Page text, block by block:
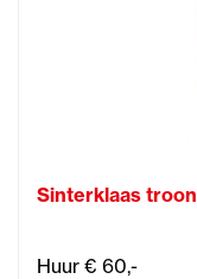
Sinterklaas troon
Huur € 60,-